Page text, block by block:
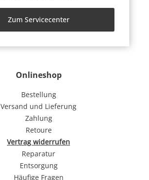
Onlineshop
Bestellung
Versand und Lieferung
Zahlung
Retoure
Vertrag widerrufen
Reparatur
Entsorgung
Häufige Fragen
Zum Servicecenter